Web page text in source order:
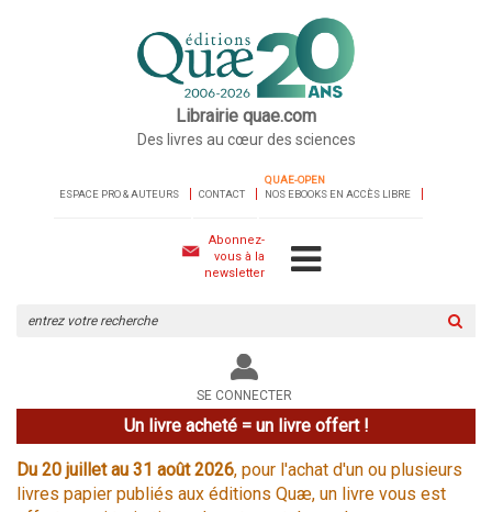
Librairie quae.com
Des livres au cœur des sciences
ESPACE PRO & AUTEURS CONTACT
QUAE-OPEN
NOS EBOOKS EN ACCÈS LIBRE
Abonnez-
vous à la
newsletter
le
site
SE CONNECTER
Un livre acheté = un livre offert !
Du 20 juillet au 31 août 2026, pour l'achat d'un ou plusieurs
livres papier publiés aux éditions Quæ, un livre vous est